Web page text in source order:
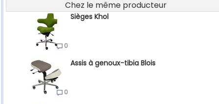
Chez le même producteur
Sièges Khol
0
Assis à genoux-tibia Blois
0